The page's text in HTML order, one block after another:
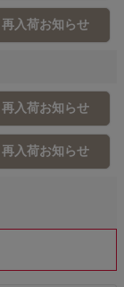
再入荷お知らせ
再入荷お知らせ
再入荷お知らせ